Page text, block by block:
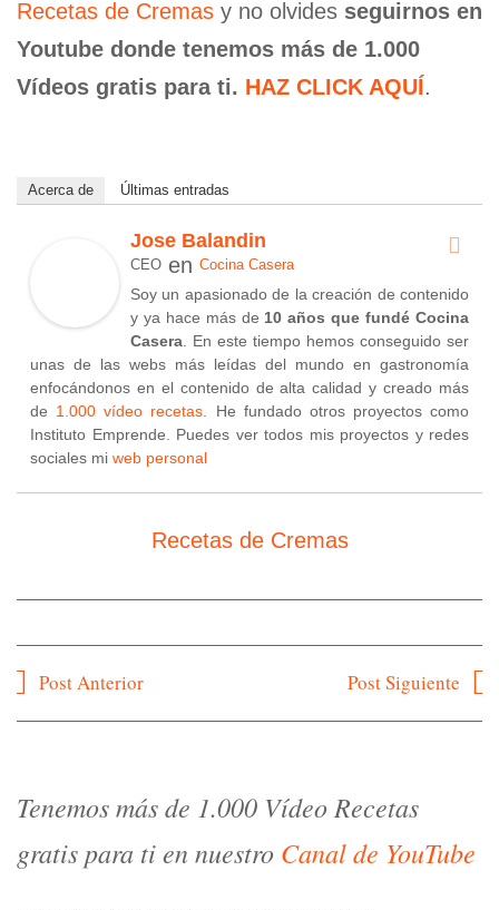
Recetas de Cremas y no olvides seguirnos en
Youtube donde tenemos más de 1.000
Vídeos gratis para ti. HAZ CLICK AQUÍ.
Acerca de Últimas entradas
Jose Balandin
CEO en Cocina Casera
Soy un apasionado de la creación de contenido
y ya hace más de 10 años que fundé Cocina
Casera . En este tiempo hemos conseguido ser
unas de las webs más leídas del mundo en gastronomía
enfocándonos en el contenido de alta calidad y creado más
de 1.000 vídeo recetas . He fundado otros proyectos como
Instituto Emprende. Puedes ver todos mis proyectos y redes
sociales mi web personal
Recetas de Cremas
Navegación
Post Anterior Post Siguiente
Tenemos más de 1.000 Vídeo Recetas
gratis para ti en nuestro Canal de YouTube